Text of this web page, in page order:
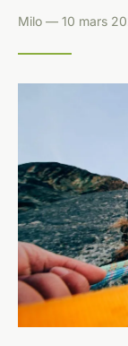
Milo — 10 mars